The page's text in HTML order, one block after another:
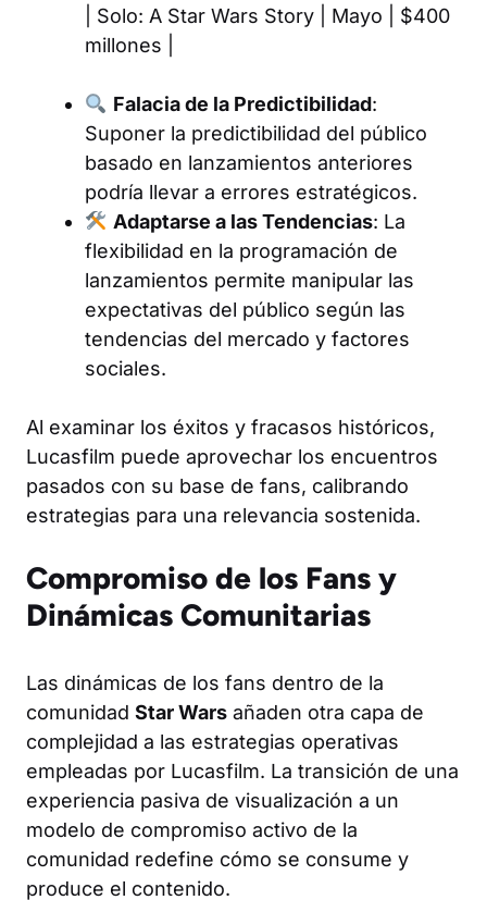
| Solo: A Star Wars Story | Mayo | $400
millones |
Falacia de la Predictibilidad:
Suponer la predictibilidad del público
basado en lanzamientos anteriores
podría llevar a errores estratégicos.
Adaptarse a las Tendencias: La
flexibilidad en la programación de
lanzamientos permite manipular las
expectativas del público según las
tendencias del mercado y factores
sociales.
Al examinar los éxitos y fracasos históricos,
Lucasfilm puede aprovechar los encuentros
pasados con su base de fans, calibrando
estrategias para una relevancia sostenida.
Compromiso de los Fans y
Dinámicas Comunitarias
Las dinámicas de los fans dentro de la
comunidad Star Wars añaden otra capa de
complejidad a las estrategias operativas
empleadas por Lucasfilm. La transición de una
experiencia pasiva de visualización a un
modelo de compromiso activo de la
comunidad redefine cómo se consume y
produce el contenido.